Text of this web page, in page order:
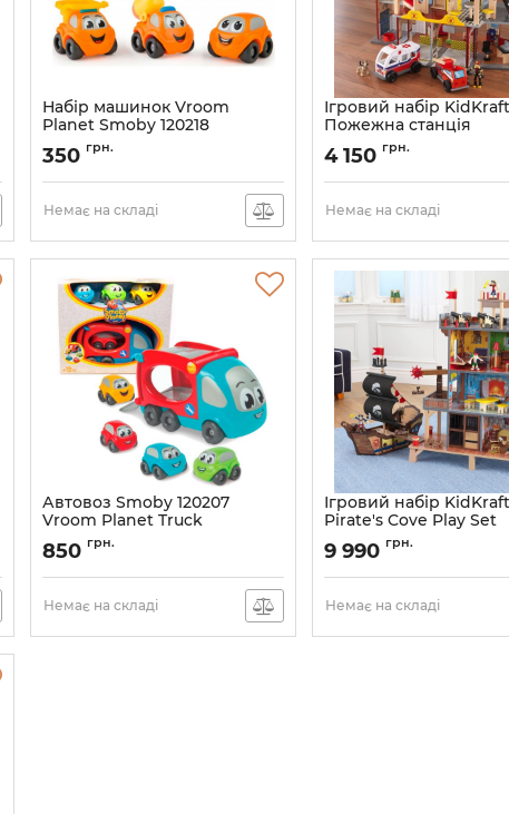
Набір машинок Vroom
Planet Smoby 120218
350 грн.
Немає на складі
Ігровий набір
Пожежна станція
4 150 грн.
Немає на складі
Автовоз Smoby 120207
Vroom Planet Truck
850 грн.
Немає на складі
Ігровий набір
Pirate's Cove Play Set
9 990 грн.
Немає на складі